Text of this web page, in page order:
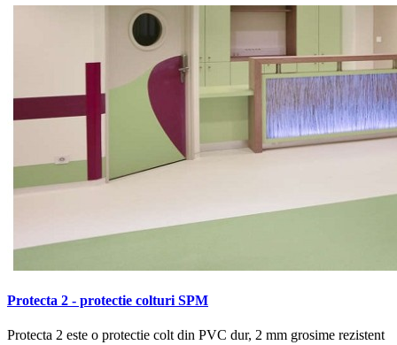
Protecta 2 - protectie colturi SPM
Protecta 2 este o protectie colt din PVC dur, 2 mm grosime rezistent